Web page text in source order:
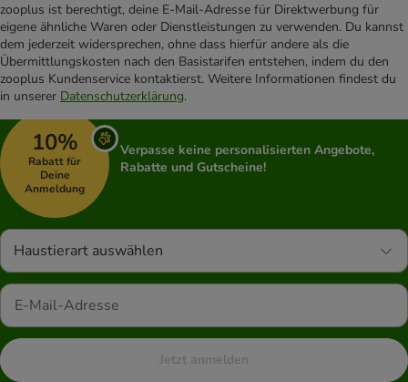
zooplus ist berechtigt, deine E-Mail-Adresse für Direktwerbung für
eigene ähnliche Waren oder Dienstleistungen zu verwenden. Du kannst
dem jederzeit widersprechen, ohne dass hierfür andere als die
Übermittlungskosten nach den Basistarifen entstehen, indem du den
zooplus Kundenservice kontaktierst. Weitere Informationen findest du
in unserer Datenschutzerklärung.
10%
Rabatt für
Deine
Anmeldung
Verpasse keine personalisierten Angebote,
Rabatte und Gutscheine!
Haustierart auswählen
Jetzt anmelden